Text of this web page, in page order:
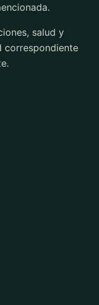
salud y
correspondiente